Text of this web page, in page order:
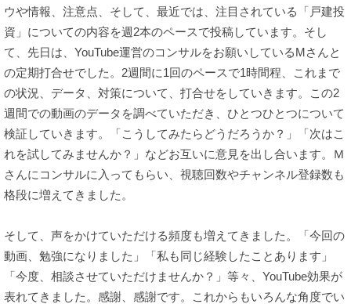
ウや情報、注意点、そして、最近では、注目されている「戸建投
資」についての内容を週2本のペースで投稿しています。そし
て、先日は、YouTube運営のコンサルをお願いしているMさんと
の定期打合せでした。2週間に1回のペースで1時間程、これまで
の状況、データ、対策について、打合せをしていきます。この2
週間での動画のデータを調べていただき、ひとつひとつについて
検証していきます。「こうしてみたらどうだろうか？」「次はこ
れを試してみませんか？」などお互いに意見を出し合います。Ｍ
さんにコンサルに入ってもらい、視聴回数やチャンネル登録数も
格段に増えてきました。
そして、声をかけていただける頻度も増えてきました。「今回の
動画、勉強になりました」「私も同じ経験したことあります」
「今度、相談させていただけませんか？」等々、YouTube効果が
表れてきました。感謝、感謝です。これからもいろんな角度でい